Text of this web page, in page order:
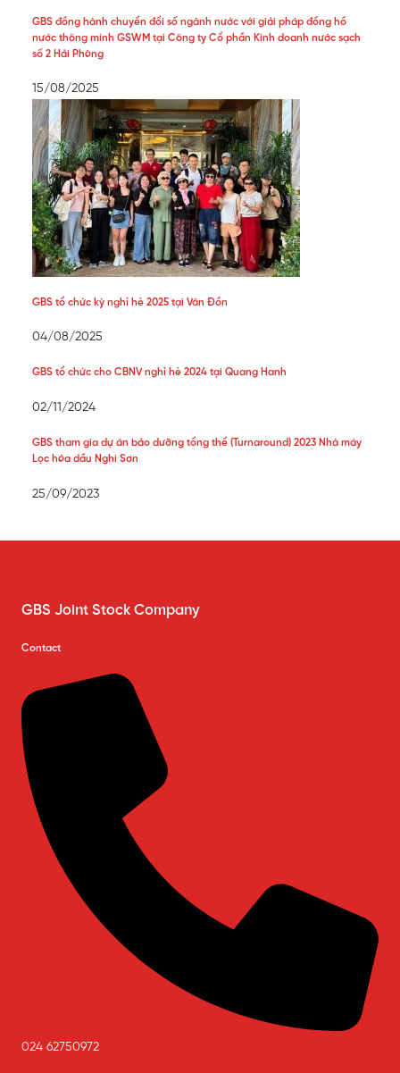
GBS đồng hành chuyển đổi số ngành nước với giải pháp đồng hồ
nước thông minh GSWM tại Công ty Cổ phần Kinh doanh nước sạch
số 2 Hải Phòng
15/08/2025
GBS tổ chức kỳ nghỉ hè 2025 tại Vân Đồn
04/08/2025
GBS tổ chức cho CBNV nghỉ hè 2024 tại Quang Hanh
02/11/2024
GBS tham gia dự án bảo dưỡng tổng thể (Turnaround) 2023 Nhà máy
Lọc hóa dầu Nghi Sơn
25/09/2023
GBS Joint Stock Company
Contact
024 62750972